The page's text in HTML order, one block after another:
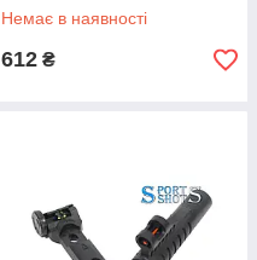
Немає в наявності
612 ₴